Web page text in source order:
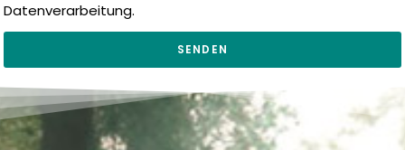
Datenverarbeitung.
SENDEN